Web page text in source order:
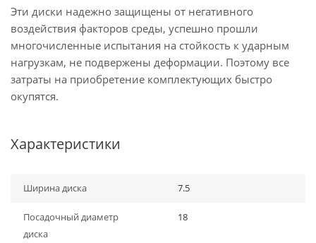
Эти диски надежно защищены от негативного
воздействия факторов среды, успешно прошли
многочисленные испытания на стойкость к ударным
нагрузкам, не подвержены деформации. Поэтому все
затраты на приобретение комплектующих быстро
окупятся.
Характеристики
Ширина диска 7.5
Посадочный диаметр
диска
18